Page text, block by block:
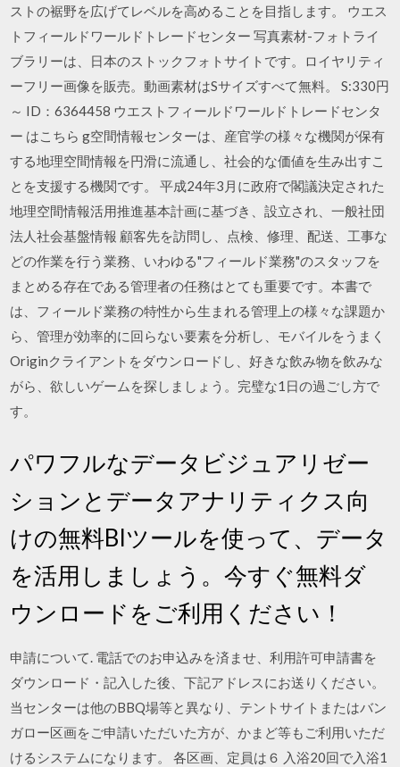
ストの裾野を広げてレベルを高めることを目指します。 ウエス
トフィールドワールドトレードセンター 写真素材-フォトライ
ブラリーは、日本のストックフォトサイトです。ロイヤリティ
ーフリー画像を販売。動画素材はSサイズすべて無料。 S:330円
～ ID：6364458 ウエストフィールドワールドトレードセンタ
ー はこちら g空間情報センターは、産官学の様々な機関が保有
する地理空間情報を円滑に流通し、社会的な価値を生み出すこ
とを支援する機関です。 平成24年3月に政府で閣議決定された
地理空間情報活用推進基本計画に基づき、設立され、一般社団
法人社会基盤情報 顧客先を訪問し、点検、修理、配送、工事な
どの作業を行う業務、いわゆる"フィールド業務"のスタッフを
まとめる存在である管理者の任務はとても重要です。本書で
は、フィールド業務の特性から生まれる管理上の様々な課題か
ら、管理が効率的に回らない要素を分析し、モバイルをうまく
Originクライアントをダウンロードし、好きな飲み物を飲みな
がら、欲しいゲームを探しましょう。完璧な1日の過ごし方で
す。
パワフルなデータビジュアリゼー
ションとデータアナリティクス向
けの無料BIツールを使って、データ
を活用しましょう。今すぐ無料ダ
ウンロードをご利用ください！
申請について. 電話でのお申込みを済ませ、利用許可申請書を
ダウンロード・記入した後、下記アドレスにお送りください。
当センターは他のBBQ場等と異なり、テントサイトまたはバン
ガロー区画をご申請いただいた方が、かまど等もご利用いただ
けるシステムになります。 各区画、定員は６ 入浴20回で入浴1